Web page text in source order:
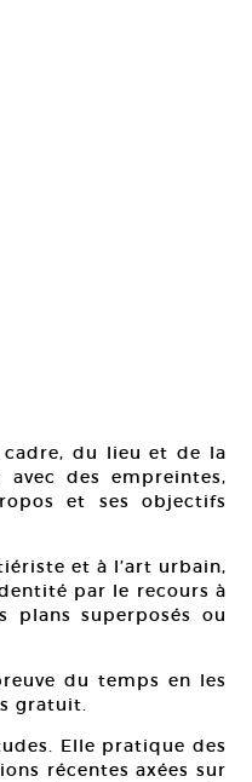
du lieu et de la
des empreintes,
et ses objectifs
et à l’art urbain,
par le recours à
plans superposés ou
du temps en les
gratuit.
Elle pratique des
récentes axées sur